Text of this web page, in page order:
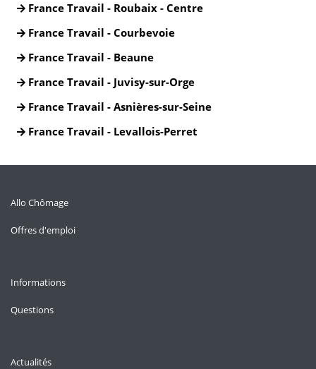
France Travail - Roubaix - Centre
France Travail - Courbevoie
France Travail - Beaune
France Travail - Juvisy-sur-Orge
France Travail - Asnières-sur-Seine
France Travail - Levallois-Perret
Allo Chômage
Offres d'emploi
Informations
Questions
Actualités